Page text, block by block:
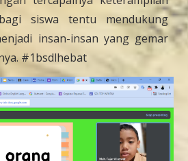
siswa tentu mendukung
insan-insan yang gemar
#1bsdlhebat